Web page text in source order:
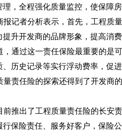
，全程强化质量监控，使保障房
者分析表示，首先，工程质量
升开发商的品牌形象，提高消费
过这一责任保险最重要的是可
历史记录等实行浮动费率，促
任险的探索还得到了开发商的
前推出了工程质量责任险的长安
保险责任、服务好客户，保险